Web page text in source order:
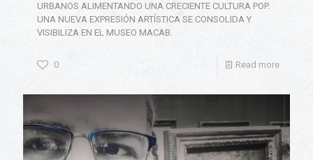
URBANOS ALIMENTANDO UNA CRECIENTE CULTURA POP.
UNA NUEVA EXPRESIÓN ARTÍSTICA SE CONSOLIDA Y
VISIBILIZA EN EL MUSEO MACAB.
0 Read more